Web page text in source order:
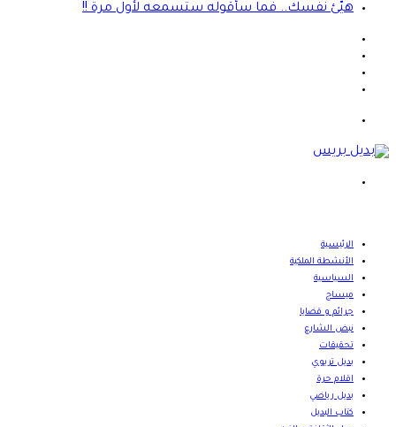
هيّئ نفسك.. فما سأقوله ستسمعه لأول مرة !!
الرئيسية
الأنشطة الملكية
السياسية
ميساج
جرائم و قضايا
نبض الشارع
تحقيقات
بديل تربوي
اقلام حرة
بديل رياضي
كتاب البديل